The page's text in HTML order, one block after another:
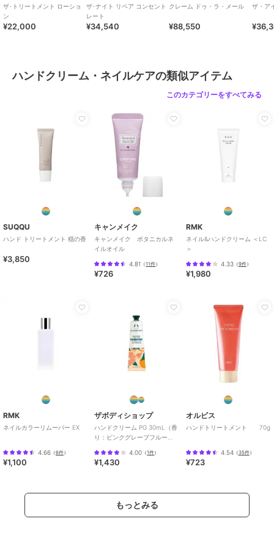
ザ･トリートメント ローショ
ン
¥22,000
ザ･ナイト リペア コンセント
レート
¥34,540
クレーム ドゥ・ラ・メール
¥88,550
ザ・ア
ハンドクリーム・ネイルケアの類似アイテム
このカテゴリーをすべてみる
SUQQU
ハンド トリートメント 穏の香
¥3,850
キャンメイク
キャンメイク ボタニカルネ
イルオイル
4.81 （11件）
¥726
RMK
ネイル&ハンドクリーム ＜LC
＞
4.33（9件）
¥1,980
RMK
ネイルカラーリムーバー EX
4.66 （6件）
¥1,100
ザボディショップ
ハンドクリーム PG 30mL（香
り：ピンクグレープフルー
4.00 （1件）
¥1,430
オルビス
ハンドトリートメント 70g
4.54 （35件）
¥723
もっとみる